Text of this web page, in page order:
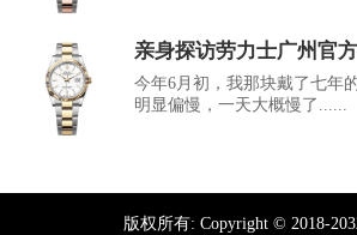
亲身探访劳力士广州官方
今年6月初，我那块戴了七年
明显偏慢，一天大概慢了......
版权所有: Copyright © 2018-